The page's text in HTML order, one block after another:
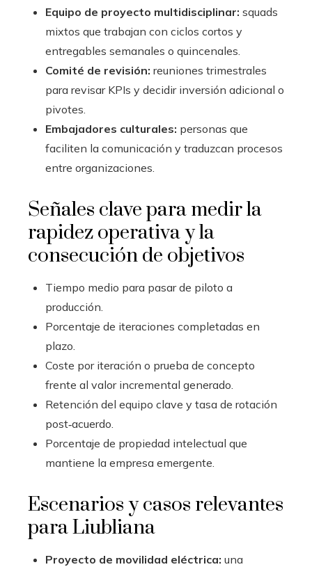
Equipo de proyecto multidisciplinar: squads
mixtos que trabajan con ciclos cortos y
entregables semanales o quincenales.
Comité de revisión: reuniones trimestrales
para revisar KPIs y decidir inversión adicional o
pivotes.
Embajadores culturales: personas que
faciliten la comunicación y traduzcan procesos
entre organizaciones.
Señales clave para medir la
rapidez operativa y la
consecución de objetivos
Tiempo medio para pasar de piloto a
producción.
Porcentaje de iteraciones completadas en
plazo.
Coste por iteración o prueba de concepto
frente al valor incremental generado.
Retención del equipo clave y tasa de rotación
post‑acuerdo.
Porcentaje de propiedad intelectual que
mantiene la empresa emergente.
Escenarios y casos relevantes
para Liubliana
Proyecto de movilidad eléctrica: una